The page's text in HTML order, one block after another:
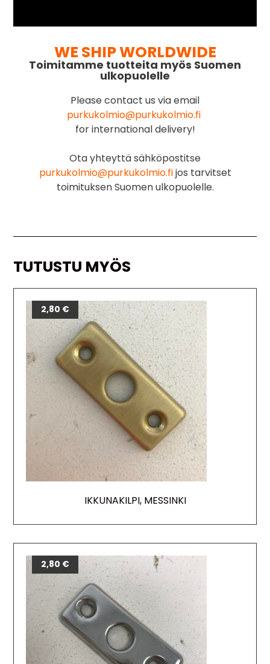
WE SHIP WORLDWIDE
Toimitamme tuotteita myös Suomen
ulkopuolelle
Please contact us via email
purkukolmio@purkukolmio.fi
for international delivery!
Ota yhteyttä sähköpostitse
purkukolmio@purkukolmio.fijos tarvitset
toimituksen Suomen ulkopuolelle.
TUTUSTU MYÖS
IKKUNAKILPI, MESSINKI
2,80 €
2,80 €